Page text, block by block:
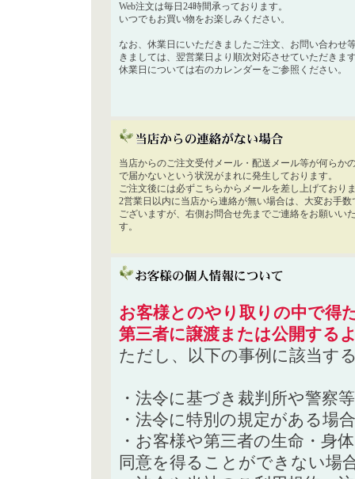
Web注文は毎日24時間承っております。
いつでもお買い物をお楽しみください。
なお、休業日にいただきましたご注文、お問い合わせ
きましては、翌営業日より順次対応させていただきま
休業日については右のカレンダーをご参照ください。
当店からのご注文受付メール・配送メール等が何らか
で届かないという状況がまれに発生しております。
ご注文後には必ずこちらからメールを差し上げており
2営業日以内に当店から連絡が無い場合は、大変お手数
ございますが、右側お問合せ先までご連絡をお願いい
す。
お客様とのやり取りの中で得
第三者に譲渡または公開する
ただし、以下の事例に該当す
・法令に基づき裁判所や警察
・法令に特別の規定がある場合
・お客様や第三者の生命・身
同意を得ることができない場